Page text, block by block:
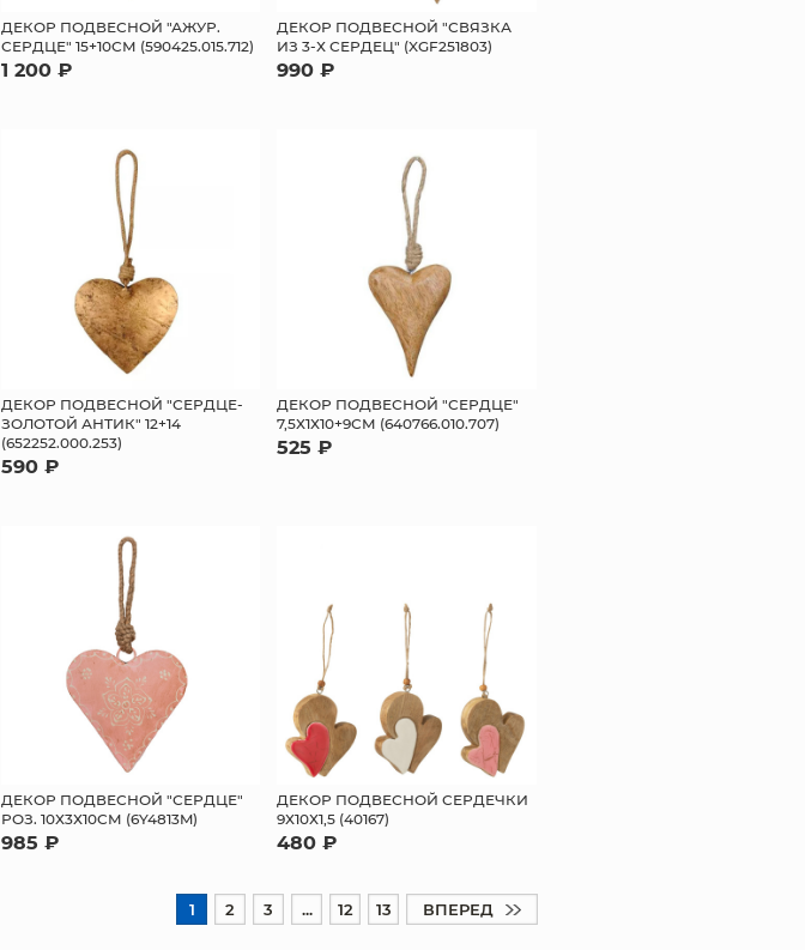
ДЕКОР ПОДВЕСНОЙ "АЖУР.
СЕРДЦЕ" 15+10СМ (590425.015.712)
1 200 ₽
ДЕКОР ПОДВЕСНОЙ "СВЯЗКА
ИЗ 3-Х СЕРДЕЦ" (XGF251803)
990 ₽
ДЕКОР ПОДВЕСНОЙ "СЕРДЦЕ-
ЗОЛОТОЙ АНТИК" 12+14
(652252.000.253)
590 ₽
ДЕКОР ПОДВЕСНОЙ "СЕРДЦЕ"
7,5Х1Х10+9СМ (640766.010.707)
525 ₽
ДЕКОР ПОДВЕСНОЙ "СЕРДЦЕ"
РОЗ. 10Х3Х10СМ (6Y4813M)
985 ₽
ДЕКОР ПОДВЕСНОЙ СЕРДЕЧКИ
9Х10Х1,5 (40167)
480 ₽
1 2 3 ... 12 13 ВПЕРЕД